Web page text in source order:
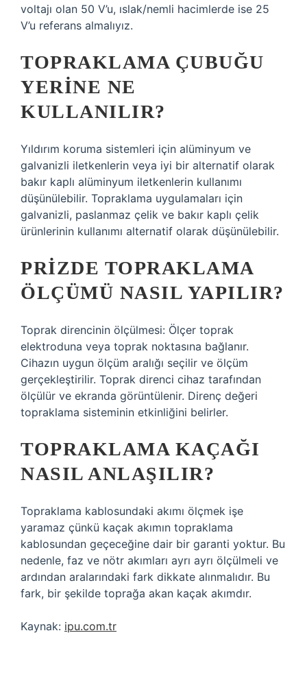
voltajı olan 50 V’u, ıslak/nemli hacimlerde ise 25
V’u referans almalıyız.
TOPRAKLAMA ÇUBUĞU
YERINE NE
KULLANILIR?
Yıldırım koruma sistemleri için alüminyum ve
galvanizli iletkenlerin veya iyi bir alternatif olarak
bakır kaplı alüminyum iletkenlerin kullanımı
düşünülebilir. Topraklama uygulamaları için
galvanizli, paslanmaz çelik ve bakır kaplı çelik
ürünlerinin kullanımı alternatif olarak düşünülebilir.
PRIZDE TOPRAKLAMA
ÖLÇÜMÜ NASIL YAPILIR?
Toprak direncinin ölçülmesi: Ölçer toprak
elektroduna veya toprak noktasına bağlanır.
Cihazın uygun ölçüm aralığı seçilir ve ölçüm
gerçekleştirilir. Toprak direnci cihaz tarafından
ölçülür ve ekranda görüntülenir. Direnç değeri
topraklama sisteminin etkinliğini belirler.
TOPRAKLAMA KAÇAĞI
NASIL ANLAŞILIR?
Topraklama kablosundaki akımı ölçmek işe
yaramaz çünkü kaçak akımın topraklama
kablosundan geçeceğine dair bir garanti yoktur. Bu
nedenle, faz ve nötr akımları ayrı ayrı ölçülmeli ve
ardından aralarındaki fark dikkate alınmalıdır. Bu
fark, bir şekilde toprağa akan kaçak akımdır.
Kaynak: ipu.com.tr